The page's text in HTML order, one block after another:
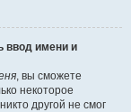
ввод имени и
, вы сможете
некоторое
другой не смог